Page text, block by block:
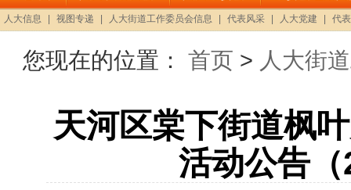
您现在的位置： 首页 > 人大街
天河区棠下街道枫
活动公告